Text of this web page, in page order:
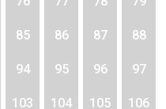
85 86 87 88
94 95 96 97
103 104 105 106